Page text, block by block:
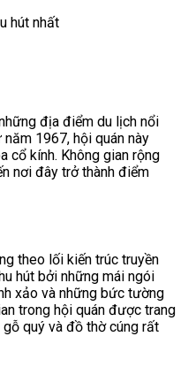
hút nhất
địa điểm du lịch nổi
1967, hội quán này
cổ kính. Không gian rộng
nơi đây trở thành điểm
theo lối kiến trúc truyền
hút bởi những mái ngói
xảo và những bức tường
trong hội quán được trang
quý và đồ thờ cúng rất